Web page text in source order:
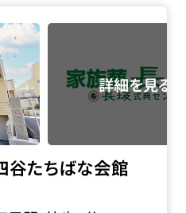
谷たちばな会館
館の詳細へ